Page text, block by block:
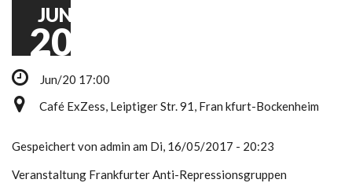
JUN
20
Jun/20 17:00
Café ExZess, Leiptiger Str. 91, Fran kfurt-Bockenheim
Gespeichert von admin am Di, 16/05/2017 - 20:23
Veranstaltung Frankfurter Anti-Repressionsgruppen